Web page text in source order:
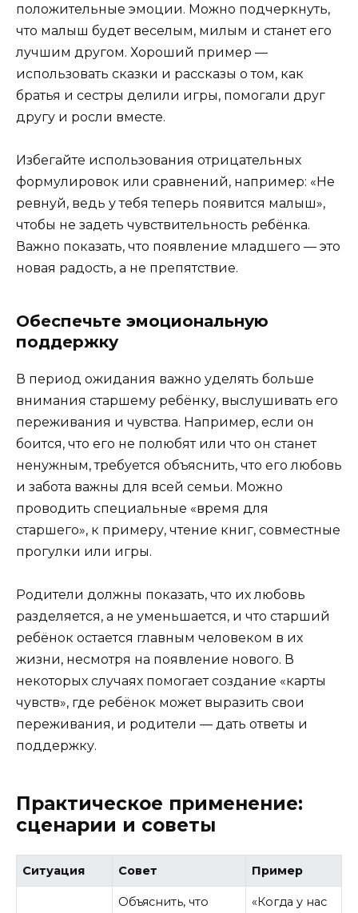
положительные эмоции. Можно подчеркнуть,
что малыш будет веселым, милым и станет его
лучшим другом. Хороший пример —
использовать сказки и рассказы о том, как
братья и сестры делили игры, помогали друг
другу и росли вместе.
Избегайте использования отрицательных
формулировок или сравнений, например: «Не
ревнуй, ведь у тебя теперь появится малыш»,
чтобы не задеть чувствительность ребёнка.
Важно показать, что появление младшего — это
новая радость, а не препятствие.
Обеспечьте эмоциональную
поддержку
В период ожидания важно уделять больше
внимания старшему ребёнку, выслушивать его
переживания и чувства. Например, если он
боится, что его не полюбят или что он станет
ненужным, требуется объяснить, что его любовь
и забота важны для всей семьи. Можно
проводить специальные «время для
старшего», к примеру, чтение книг, совместные
прогулки или игры.
Родители должны показать, что их любовь
разделяется, а не уменьшается, и что старший
ребёнок остается главным человеком в их
жизни, несмотря на появление нового. В
некоторых случаях помогает создание «карты
чувств», где ребёнок может выразить свои
переживания, и родители — дать ответы и
поддержку.
Практическое применение:
сценарии и советы
Ситуация Совет Пример
Объяснить, что
«Когда у нас